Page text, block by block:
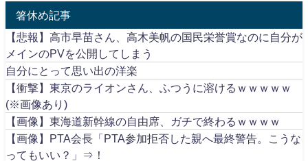
箸休め記事
【悲報】高市早苗さん、高木美帆の国民栄誉賞なのに自分が
メインのPVを公開してしまう
自分にとって思い出の洋楽
【衝撃】東京のライオンさん、ふつうに溶けるｗｗｗｗｗ
(※画像あり)
【画像】東海道新幹線の自由席、ガチで終わるｗｗｗｗ
【画像】PTA会長「PTA参加拒否した親へ最終警告。こうな
ってもいい？」⇒！